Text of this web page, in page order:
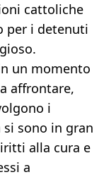
cattoliche
per i detenuti
un momento
affrontare,
i
sono in gran
alla cura e
a